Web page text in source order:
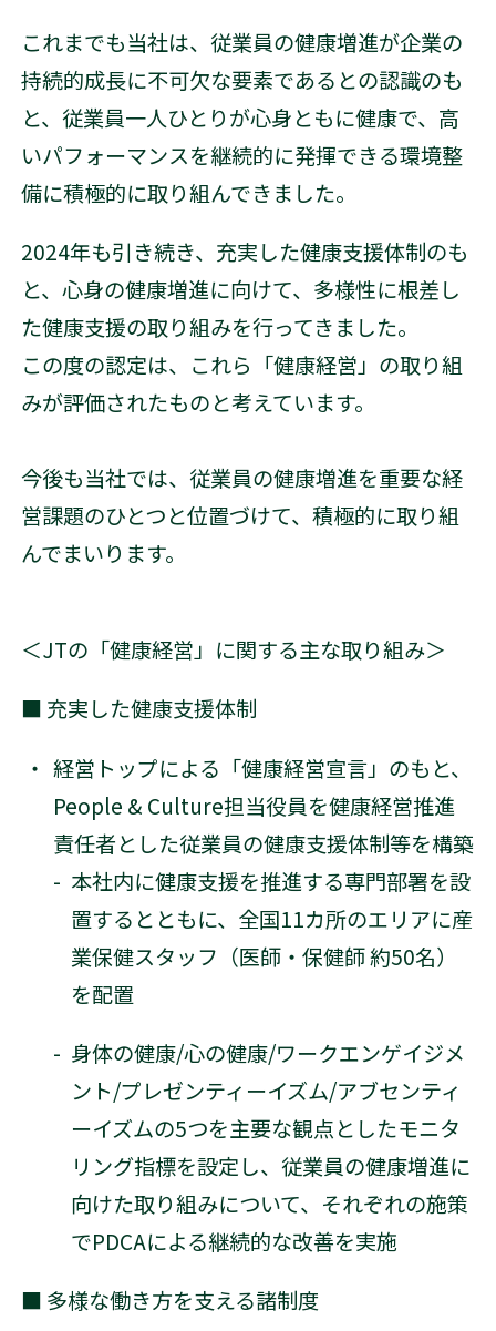
これまでも当社は、従業員の健康増進が企業の
持続的成長に不可欠な要素であるとの認識のも
と、従業員一人ひとりが心身ともに健康で、高
いパフォーマンスを継続的に発揮できる環境整
備に積極的に取り組んできました。
2024年も引き続き、充実した健康支援体制のも
と、心身の健康増進に向けて、多様性に根差し
た健康支援の取り組みを行ってきました。
この度の認定は、これら「健康経営」の取り組
みが評価されたものと考えています。
今後も当社では、従業員の健康増進を重要な経
営課題のひとつと位置づけて、積極的に取り組
んでまいります。
＜JTの「健康経営」に関する主な取り組み＞
■ 充実した健康支援体制
経営トップによる「健康経営宣言」のもと、
People & Culture担当役員を健康経営推進
責任者とした従業員の健康支援体制等を構築
- 本社内に健康支援を推進する専門部署を設
置するとともに、全国11カ所のエリアに産
業保健スタッフ（医師・保健師 約50名）
を配置
- 身体の健康/心の健康/ワークエンゲイジメ
ント/プレゼンティーイズム/アブセンティ
ーイズムの5つを主要な観点としたモニタ
リング指標を設定し、従業員の健康増進に
向けた取り組みについて、それぞれの施策
でPDCAによる継続的な改善を実施
■ 多様な働き方を支える諸制度